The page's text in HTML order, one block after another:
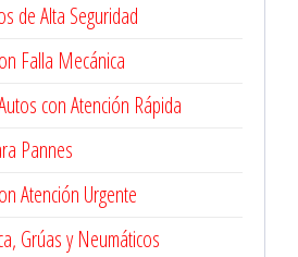
de Alta Seguridad
Falla Mecánica
con Atención Rápida
Pannes
Atención Urgente
Grúas y Neumáticos